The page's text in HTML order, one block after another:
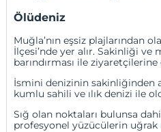
Ölüdeniz
Muğla’nın eşsiz plajlarından
İlçesi’nde yer alır. Sakinliği
barındırması ile
İsmini denizinin sakinliğinden
kumlu sahili ve ılık denizi ile
Sığ olan noktaları bulunsa
profesyonel yüzücülerin uğrak